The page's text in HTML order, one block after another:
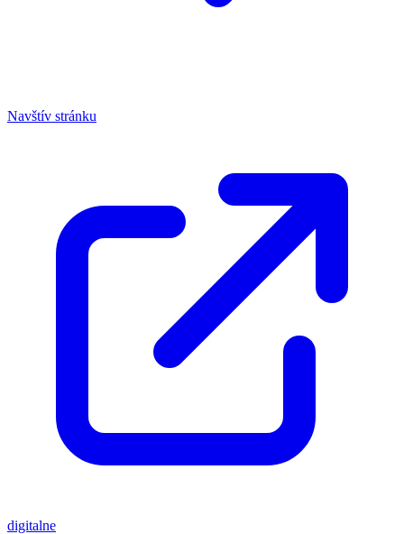
Navštív stránku
digitalne